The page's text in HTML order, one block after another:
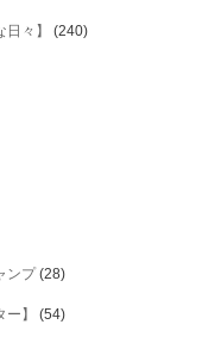
々】 (240)
ンプ(28)
】 (54)